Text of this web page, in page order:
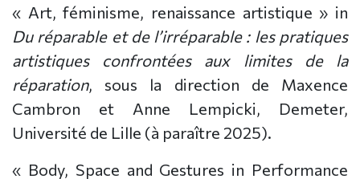
« Art, féminisme, renaissance artistique » in
Du réparable et de l’irréparable : les pratiques
artistiques confrontées aux limites de la
réparation, sous la direction de Maxence
Cambron et Anne Lempicki, Demeter,
Université de Lille (à paraître 2025).
« Body, Space and Gestures in Performance